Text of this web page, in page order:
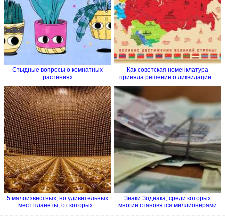
Стыдные вопросы о комнатных
растениях
Как советская номенклатура
приняла решение о ликвидации...
5 малоизвестных, но удивительных
мест планеты, от которых...
Знаки Зодиака, среди которых
многие становятся миллионерами